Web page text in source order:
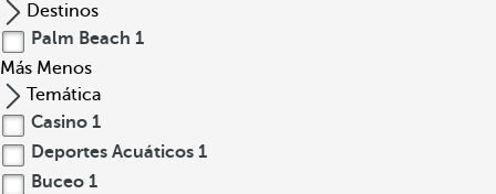
Destinos
Palm Beach 1
Más Menos
Temática
Casino 1
Deportes Acuáticos 1
Buceo 1